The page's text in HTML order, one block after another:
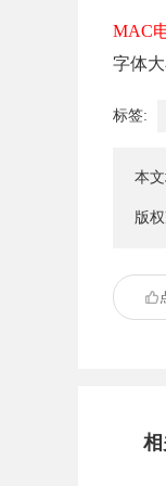
MAC
字体
标签:
本
版